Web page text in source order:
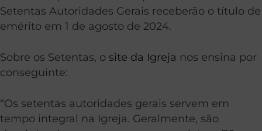
Setentas Autoridades Gerais receberão o título de
emérito em 1 de agosto de 2024.
Sobre os Setentas, o site da Igreja nos ensina por
conseguinte:
“Os setentas autoridades gerais servem em
tempo integral na Igreja. Geralmente, são